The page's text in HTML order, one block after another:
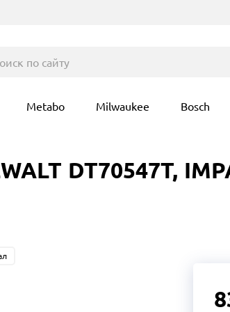
по сайту
Metabo Milwaukee Bosch
DT70547T,